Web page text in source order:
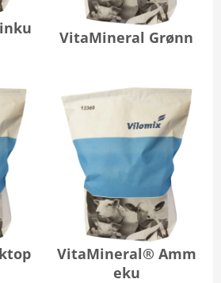
VitaMineral Grønn
VitaMineral® Amm
eku